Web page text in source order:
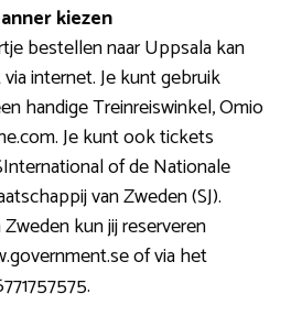
kiezen
bestellen naar Uppsala kan
internet. Je kunt gebruik
handige Treinreiswinkel, Omio
Je kunt ook tickets
of de Nationale
van Zweden (SJ).
kun jij reserveren
of via het